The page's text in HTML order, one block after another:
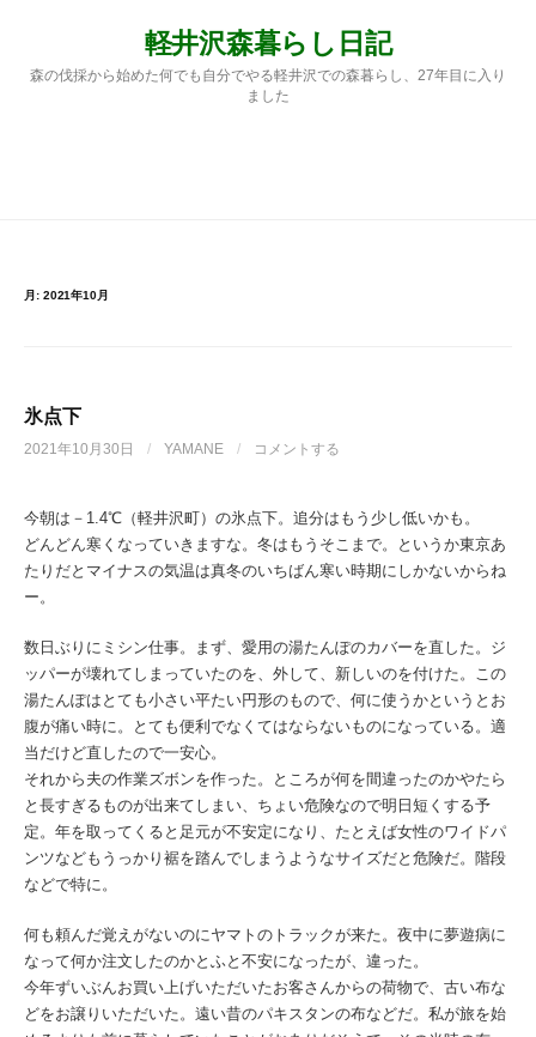
軽井沢森暮らし日記
森の伐採から始めた何でも自分でやる軽井沢での森暮らし、27年目に入り
ました
月: 2021年10月
氷点下
2021年10月30日 / YAMANE / コメントする
今朝は－1.4℃（軽井沢町）の氷点下。追分はもう少し低いかも。
どんどん寒くなっていきますな。冬はもうそこまで。というか東京あ
たりだとマイナスの気温は真冬のいちばん寒い時期にしかないからね
ー。
数日ぶりにミシン仕事。まず、愛用の湯たんぽのカバーを直した。ジ
ッパーが壊れてしまっていたのを、外して、新しいのを付けた。この
湯たんぽはとても小さい平たい円形のもので、何に使うかというとお
腹が痛い時に。とても便利でなくてはならないものになっている。適
当だけど直したので一安心。
それから夫の作業ズボンを作った。ところが何を間違ったのかやたら
と長すぎるものが出来てしまい、ちょい危険なので明日短くする予
定。年を取ってくると足元が不安定になり、たとえば女性のワイドパ
ンツなどもうっかり裾を踏んでしまうようなサイズだと危険だ。階段
などで特に。
何も頼んだ覚えがないのにヤマトのトラックが来た。夜中に夢遊病に
なって何か注文したのかとふと不安になったが、違った。
今年ずいぶんお買い上げいただいたお客さんからの荷物で、古い布な
どをお譲りいただいた。遠い昔のパキスタンの布などだ。私が旅を始